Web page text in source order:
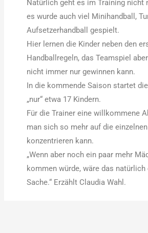
Natürlich geht es im Training nicht
es wurde auch viel Minihandball,
Aufsetzerhandball gespielt.
Hier lernen die Kinder neben den
Handballregeln, das Teamspiel
nicht immer nur gewinnen kann.
In die kommende Saison startet
„nur“ etwa 17 Kindern.
Für die Trainer eine willkommene
man sich so mehr auf die
konzentrieren kann.
„Wenn aber noch ein paar mehr
kommen würde, wäre das
Sache.“ Erzählt Claudia Wahl.